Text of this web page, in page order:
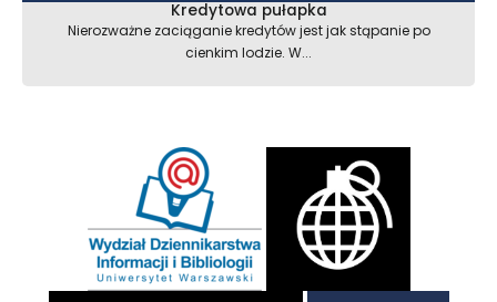
Kredytowa pułapka
Nierozważne zaciąganie kredytów jest jak stąpanie po
cienkim lodzie. W...